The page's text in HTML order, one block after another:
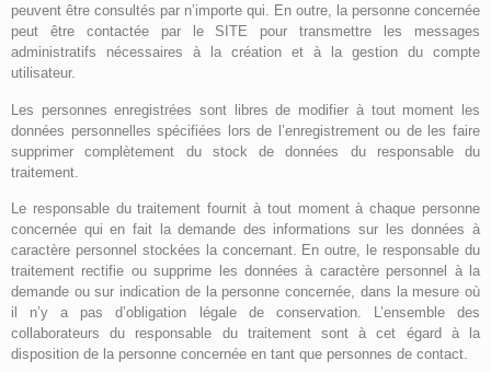
peuvent être consultés par n’importe qui. En outre, la personne concernée
peut être contactée par le SITE pour transmettre les messages
administratifs nécessaires à la création et à la gestion du compte
utilisateur.
Les personnes enregistrées sont libres de modifier à tout moment les
données personnelles spécifiées lors de l’enregistrement ou de les faire
supprimer complètement du stock de données du responsable du
traitement.
Le responsable du traitement fournit à tout moment à chaque personne
concernée qui en fait la demande des informations sur les données à
caractère personnel stockées la concernant. En outre, le responsable du
traitement rectifie ou supprime les données à caractère personnel à la
demande ou sur indication de la personne concernée, dans la mesure où
il n’y a pas d’obligation légale de conservation. L’ensemble des
collaborateurs du responsable du traitement sont à cet égard à la
disposition de la personne concernée en tant que personnes de contact.